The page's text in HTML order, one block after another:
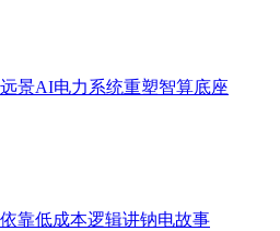
景AI电力系统重塑智算底座
靠低成本逻辑讲钠电故事